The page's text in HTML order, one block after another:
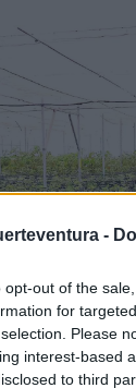
-
opt-out of the
for
Please
interest-based
to third